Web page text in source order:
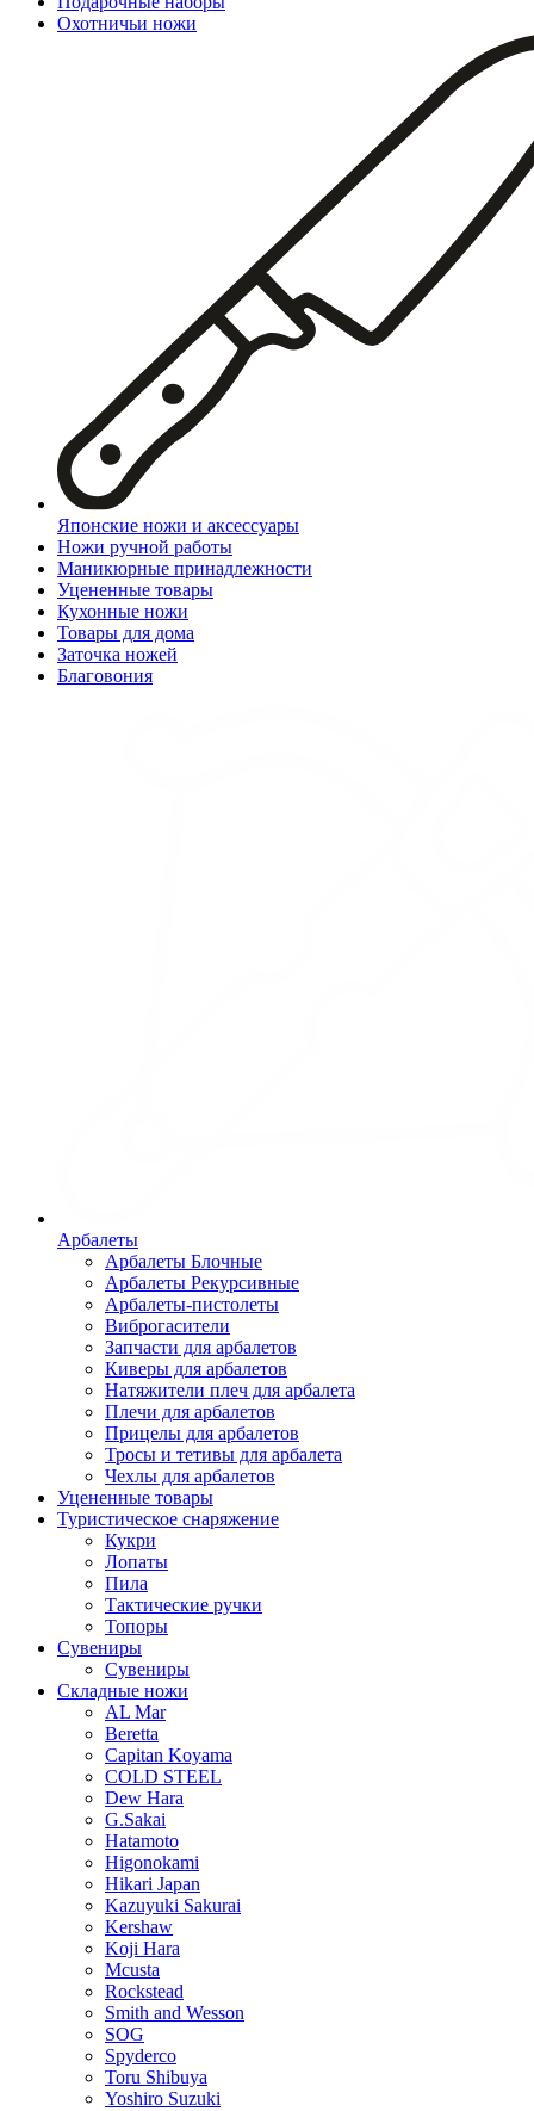
Охотничьи ножи
Японские ножи и аксессуары
Ножи ручной работы
Маникюрные принадлежности
Уцененные товары
Кухонные ножи
Товары для дома
Заточка ножей
Благовония
Арбалеты
Арбалеты Блочные
Арбалеты Рекурсивные
Арбалеты-пистолеты
Виброгасители
Запчасти для арбалетов
Киверы для арбалетов
Натяжители плеч для арбалета
Плечи для арбалетов
Прицелы для арбалетов
Тросы и тетивы для арбалета
Чехлы для арбалетов
Уцененные товары
Туристическое снаряжение
Кукри
Лопаты
Пила
Тактические ручки
Топоры
Сувениры
Сувениры
Складные ножи
AL Mar
Beretta
Capitan Koyama
COLD STEEL
Dew Hara
G.Sakai
Hatamoto
Higonokami
Hikari Japan
Kazuyuki Sakurai
Kershaw
Koji Hara
Mcusta
Rockstead
Smith and Wesson
SOG
Spyderco
Toru Shibuya
Yoshiro Suzuki